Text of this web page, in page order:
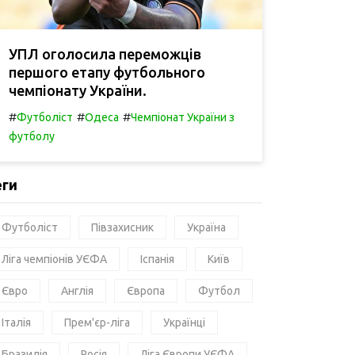
УПЛ оголосила переможців
першого етапу футбольного
чемпіонату України.
#Футболіст #Одеса #Чемпіонат України з
футболу
Футболіст Півзахисник Україна
Ліга чемпіонів УЄФА Іспанія Київ
Євро Англія Європа Футбол
Італія Прем'єр-ліга Українці